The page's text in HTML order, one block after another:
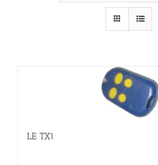
LE TX1